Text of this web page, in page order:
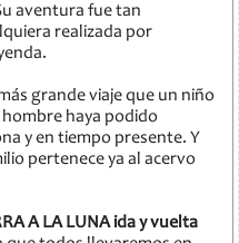
aventura fue tan
realizada por
grande viaje que un niño
haya podido
y en tiempo presente. Y
pertenece ya al acervo
A LA LUNAida y vuelta